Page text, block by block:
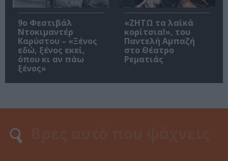
9ο Φεστιβάλ
Ντοκιμαντέρ
Καρύστου – «Ξένος
εδώ, ξένος εκεί,
όπου κι αν πάω
ξένος»
«ΖΗΤΩ τα λαϊκά
κορίτσια!», του
Παντελή Αμπαζή
στο Θέατρο
Ρεματιάς